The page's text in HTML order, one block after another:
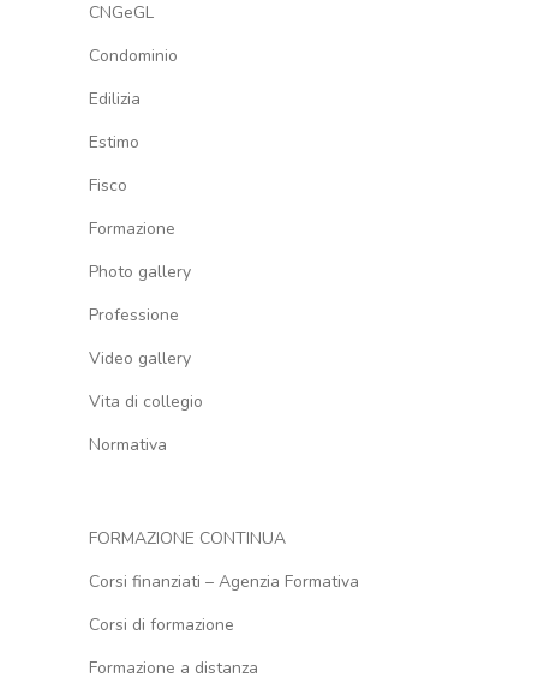
CNGeGL
Condominio
Edilizia
Estimo
Fisco
Formazione
Photo gallery
Professione
Video gallery
Vita di collegio
Normativa
FORMAZIONE CONTINUA
Corsi finanziati – Agenzia Formativa
Corsi di formazione
Formazione a distanza